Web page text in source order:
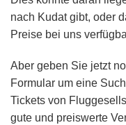
nach Kudat gibt, oder
Preise bei uns
Aber geben Sie jetzt
Formular um eine
Tickets von
gute und preiswerte